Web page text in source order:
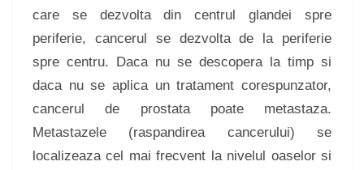
care se dezvolta din centrul glandei spre
periferie, cancerul se dezvolta de la periferie
spre centru. Daca nu se descopera la timp si
daca nu se aplica un tratament corespunzator,
cancerul de prostata poate metastaza.
Metastazele (raspandirea cancerului) se
localizeaza cel mai frecvent la nivelul oaselor si